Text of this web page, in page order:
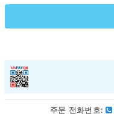
주문 전화번호: